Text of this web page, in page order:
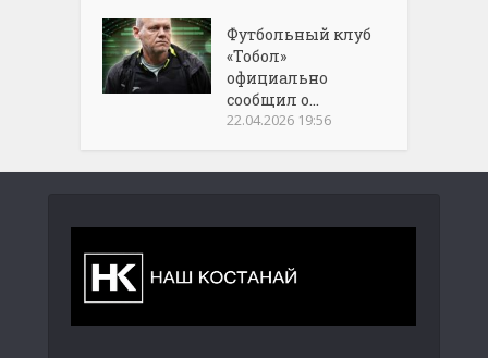
Футбольный клуб
«Тобол»
официально
сообщил о...
22.04.2026 19:56